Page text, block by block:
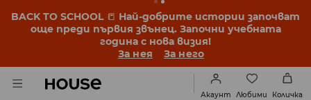
BACK TO SCHOOL 📒 Най-добрите истории започват
още преди първия звънец. Започни учебната
година с нова визия!
За нея
За него
Акаунт Любими Количка